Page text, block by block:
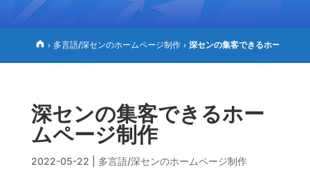
› 多言語/深センのホームページ制作 › 深センの集客できるホームペー
深センの集客できるホー
ムページ制作
2022-05-22 多言語/深センのホームページ制作